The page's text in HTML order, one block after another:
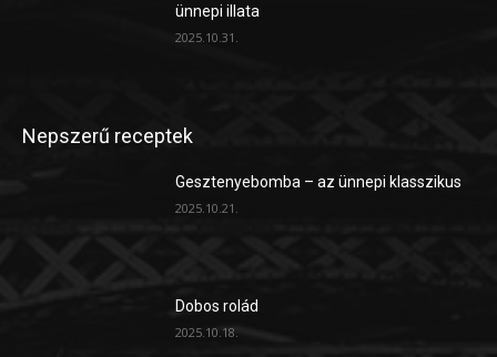
ünnepi illata
2025.10.31.
Nepszerű receptek
Gesztenyebomba – az ünnepi klasszikus
2025.10.21.
Dobos rolád
2025.10.18.